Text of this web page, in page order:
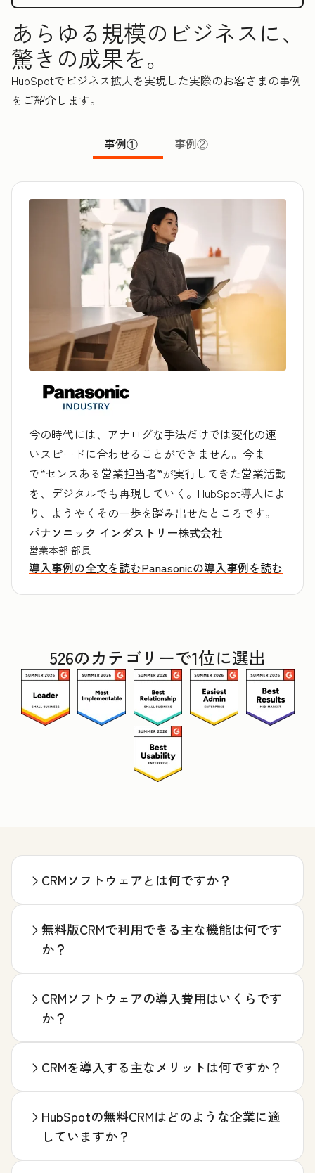
あらゆる規模のビジネスに、
驚きの成果を。
HubSpotでビジネス拡大を実現した実際のお客さまの事例
をご紹介します。
事例① 事例②
今の時代には、アナログな手法だけでは変化の速
いスピードに合わせることができません。今ま
で“センスある営業担当者”が実行してきた営業活動
を、デジタルでも再現していく。HubSpot導入によ
り、ようやくその一歩を踏み出せたところです。
パナソニック インダストリー株式会社
営業本部 部長
導入事例の全文を読むPanasonicの導入事例を読む
526のカテゴリーで1位に選出
CRMソフトウェアとは何ですか？
無料版CRMで利用できる主な機能は何です
か？
CRMソフトウェアの導入費用はいくらです
か？
CRMを導入する主なメリットは何ですか？
HubSpotの無料CRMはどのような企業に適
していますか？